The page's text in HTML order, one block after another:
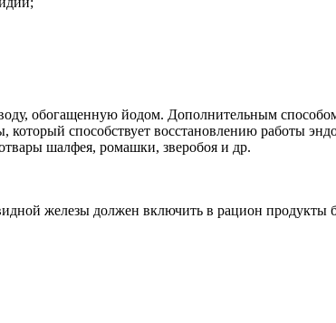
обогащенную йодом. Дополнительным
который способствует восстановлению работы
шалфея, ромашки, зверобоя и др.
железы должен включить в рацион продукты